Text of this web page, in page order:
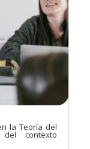
la Teoría del
contexto